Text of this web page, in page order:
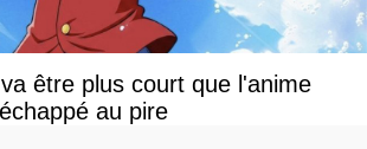
être plus court que l'anime
au pire